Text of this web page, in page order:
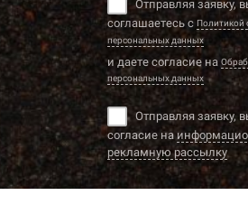
Отправляя заявку,
соглашаетесь с Политикой
персональных данных
и даете согласие на
персональных данных
Отправляя заявку,
согласие на
рекламную рассылку